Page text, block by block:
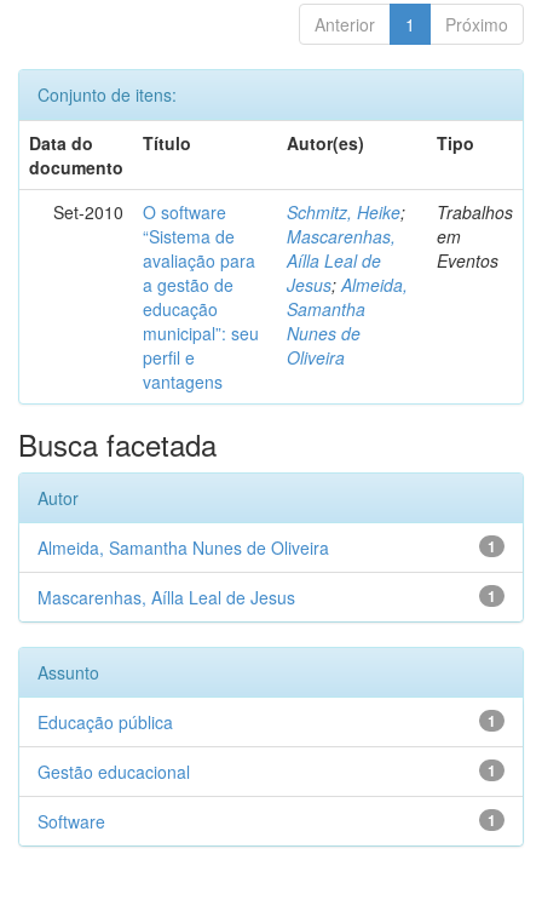
Anterior 1 Próximo
Conjunto de itens:
Data do
documento
Título Autor(es) Tipo
Set-2010
O software
“Sistema de
avaliação para
a gestão de
educação
municipal”: seu
perfil e
vantagens
Schmitz, Heike;
Mascarenhas,
Aílla Leal de
Jesus;Almeida,
Samantha
Nunes de
Oliveira
Trabalhos
em
Eventos
Busca facetada
Autor
1
Almeida, Samantha Nunes de Oliveira
1
Mascarenhas, Aílla Leal de Jesus
Assunto
1
Educação pública
1
Gestão educacional
1
Software